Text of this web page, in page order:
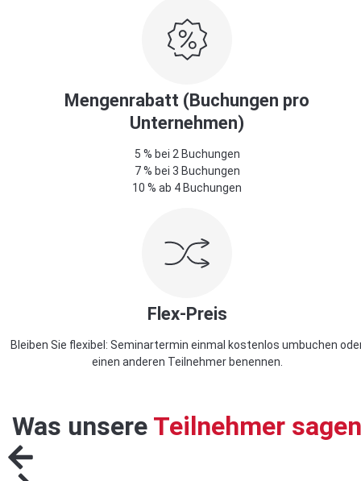
Mengenrabatt (Buchungen pro
Unternehmen)
5 % bei 2 Buchungen
7 % bei 3 Buchungen
10 % ab 4 Buchungen
Flex-Preis
Bleiben Sie flexibel: Seminartermin einmal kostenlos umbuchen
einen anderen Teilnehmer benennen.
Was unsere Teilnehmer sagen